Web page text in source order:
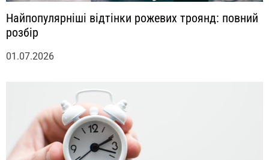
Найпопулярніші відтінки рожевих троянд: повний
розбір
01.07.2026